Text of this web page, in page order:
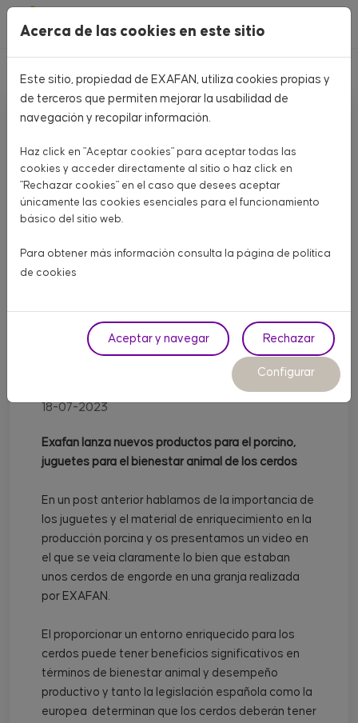
Pasar al contenido principal
Nuevo producto:
juguetes para cerdos
18-07-2023
Exafan lanza nuevos productos para el porcino,
juguetes para el bienestar animal de los cerdos
En un post anterior hablamos de la importancia de
los juguetes y el material de enriquecimiento en la
producción porcina y os presentamos un video en
el que se veía claramente lo bien que estaban
unos cerdos de engorde en una granja realizada
por EXAFAN.
El proporcionar un entorno enriquecido para los
cerdos puede tener beneficios significativos en
términos de bienestar animal y desempeño
productivo y tanto la legislación española como la
europea determinan que los cerdos deberán tener
Acerca de las cookies en este sitio
Este sitio, propiedad de EXAFAN, utiliza cookies propias y
de terceros que permiten mejorar la usabilidad de
navegación y recopilar información.
Haz click en "Aceptar cookies" para aceptar todas las
cookies y acceder directamente al sitio o haz click en
"Rechazar cookies" en el caso que desees aceptar
únicamente las cookies esenciales para el funcionamiento
básico del sitio web.
Para obtener más información consulta la página de política
de cookies
Aceptar y navegar Rechazar
Configurar